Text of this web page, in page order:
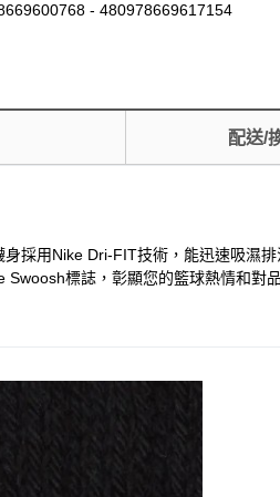
- 480978669617154
配送/
採用Nike Dri-FIT技術，能迅速吸濕
標誌，彰顯您的籃球熱情和對